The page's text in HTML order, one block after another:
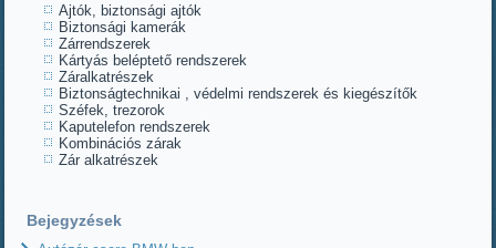
Ajtók, biztonsági ajtók
Biztonsági kamerák
Zárrendszerek
Kártyás beléptető rendszerek
Záralkatrészek
Biztonságtechnikai , védelmi rendszerek és kiegészítők
Széfek, trezorok
Kaputelefon rendszerek
Kombinációs zárak
Zár alkatrészek
Bejegyzések